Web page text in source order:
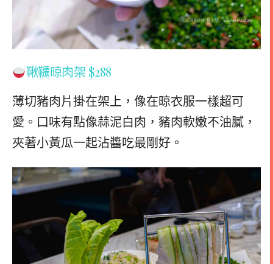
鞦韆晾肉架 $288
薄切豬肉片掛在架上，像在晾衣服一樣超可
愛。口味有點像蒜泥白肉，豬肉軟嫩不油膩，
夾著小黃瓜一起沾醬吃最剛好。